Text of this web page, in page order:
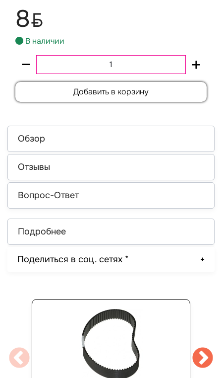
8BYN
В наличии
Добавить в корзину
Обзор
Отзывы
Вопрос-Ответ
Подробнее
Поделиться в соц. сетях *